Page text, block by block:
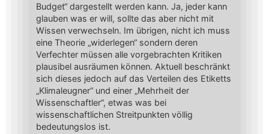
Budget“ dargestellt werden kann. Ja, jeder kann
glauben was er will, sollte das aber nicht mit
Wissen verwechseln. Im übrigen, nicht ich muss
eine Theorie „widerlegen“ sondern deren
Verfechter müssen alle vorgebrachten Kritiken
plausibel ausräumen können. Aktuell beschränkt
sich dieses jedoch auf das Verteilen des Etiketts
„Klimaleugner“ und einer „Mehrheit der
Wissenschaftler“, etwas was bei
wissenschaftlichen Streitpunkten völlig
bedeutungslos ist.